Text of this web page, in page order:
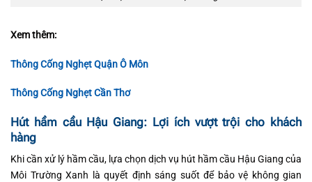
Xem thêm:
Thông Cống Nghẹt Quận Ô Môn
Thông Cống Nghẹt Cần Thơ
Hút hầm cầu Hậu Giang: Lợi ích vượt trội cho khách
hàng
Khi cần xử lý hầm cầu, lựa chọn dịch vụ hút hầm cầu Hậu Giang của
Môi Trường Xanh là quyết định sáng suốt để bảo vệ không gian